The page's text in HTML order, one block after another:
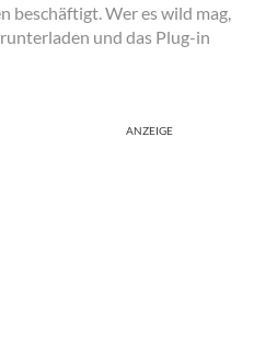
beschäftigt. Wer es wild mag,
und das Plug-in
ANZEIGE